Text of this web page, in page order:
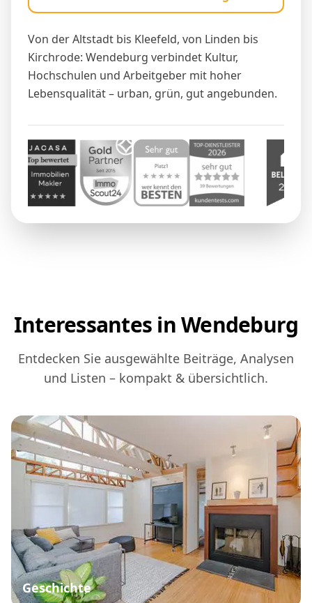
Von der Altstadt bis Kleefeld, von Linden bis
Kirchrode: Wendeburg verbindet Kultur,
Hochschulen und Arbeitgeber mit hoher
Lebensqualität – urban, grün, gut angebunden.
Interessantes in Wendeburg
Entdecken Sie ausgewählte Beiträge, Analysen
und Listen – kompakt & übersichtlich.
Geschichte